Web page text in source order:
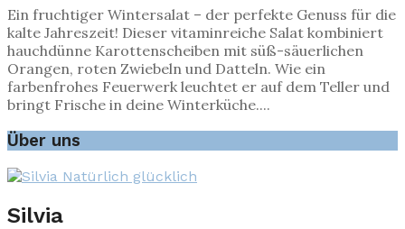
Ein fruchtiger Wintersalat – der perfekte Genuss für die
kalte Jahreszeit! Dieser vitaminreiche Salat kombiniert
hauchdünne Karottenscheiben mit süß-säuerlichen
Orangen, roten Zwiebeln und Datteln. Wie ein
farbenfrohes Feuerwerk leuchtet er auf dem Teller und
bringt Frische in deine Winterküche....
Über uns
Silvia